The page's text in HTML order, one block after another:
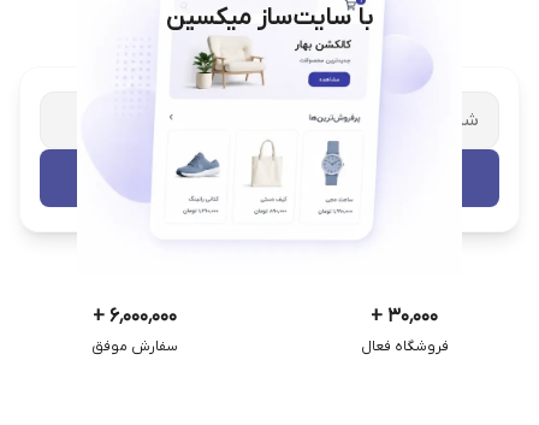
با سایت‌ساز میکسین
شریک تجاری ترب با پشتیبانی اختصاصی
تست رایگان
۳۰٬۰۰۰ +
فروشگاه فعال
۶٬۰۰۰٬۰۰۰ +
سفارش موفق